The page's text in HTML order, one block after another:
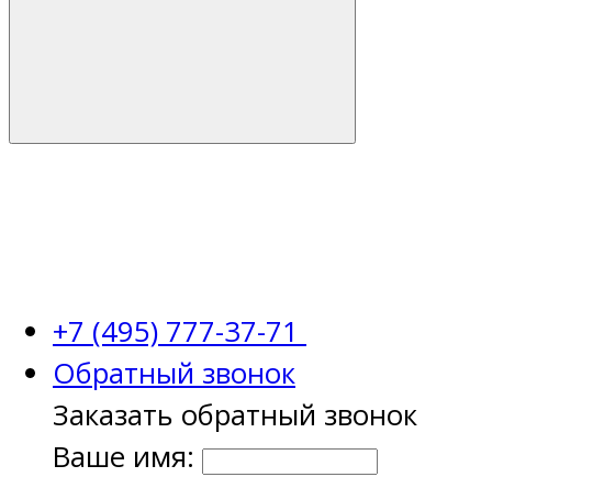
+7 (495) 777-37-71
Обратный звонок
Заказать обратный звонок
Ваше имя: